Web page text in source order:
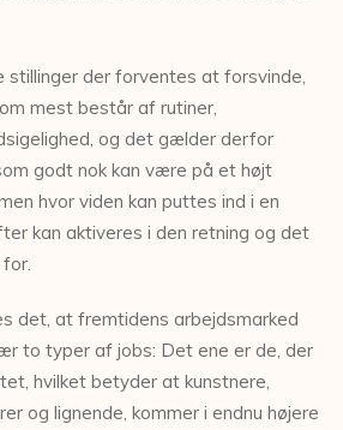
stillinger der forventes at forsvinde,
mest består af rutiner,
og det gælder derfor
godt nok kan være på et højt
hvor viden kan puttes ind i en
kan aktiveres i den retning og det
det, at fremtidens arbejdsmarked
to typer af jobs: Det ene er de, der
hvilket betyder at kunstnere,
og lignende, kommer i endnu højere